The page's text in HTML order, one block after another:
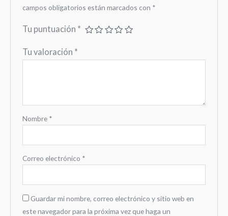
campos obligatorios están marcados con *
Tu puntuación *
Tu valoración *
Nombre *
Correo electrónico *
Guardar mi nombre, correo electrónico y sitio web en
este navegador para la próxima vez que haga un